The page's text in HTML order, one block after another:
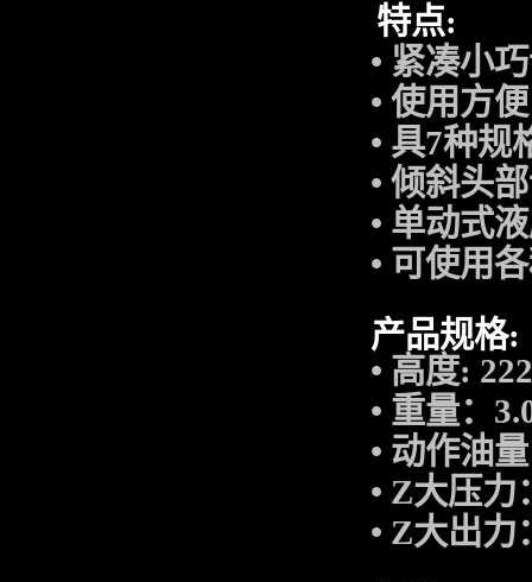
特点:
• 紧凑小
• 使用方便
• 具7种规
• 倾斜头
• 单动式
• 可使用
产品规格:
• 高度:
• 重量：
• 动作油
• Z大压力
• Z大出力